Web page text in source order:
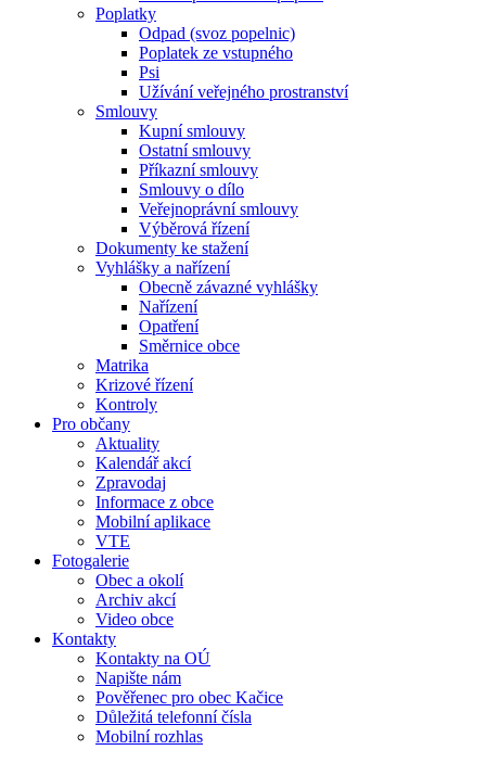
Poplatky
Odpad (svoz popelnic)
Poplatek ze vstupného
Psi
Užívání veřejného prostranství
Smlouvy
Kupní smlouvy
Ostatní smlouvy
Příkazní smlouvy
Smlouvy o dílo
Veřejnoprávní smlouvy
Výběrová řízení
Dokumenty ke stažení
Vyhlášky a nařízení
Obecně závazné vyhlášky
Nařízení
Opatření
Směrnice obce
Matrika
Krizové řízení
Kontroly
Pro občany
Aktuality
Kalendář akcí
Zpravodaj
Informace z obce
Mobilní aplikace
VTE
Fotogalerie
Obec a okolí
Archiv akcí
Video obce
Kontakty
Kontakty na OÚ
Napište nám
Pověřenec pro obec Kačice
Důležitá telefonní čísla
Mobilní rozhlas